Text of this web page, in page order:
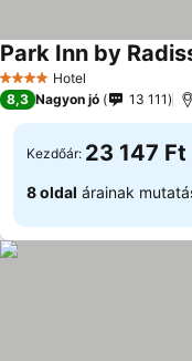
4 KategóriaHotel
Park Inn by
8,3 Nagyon jó 13 111
Kezdőár: 23 147 Ft
8 oldal árainak